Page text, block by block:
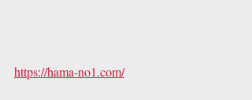
https://hama-no1.com/